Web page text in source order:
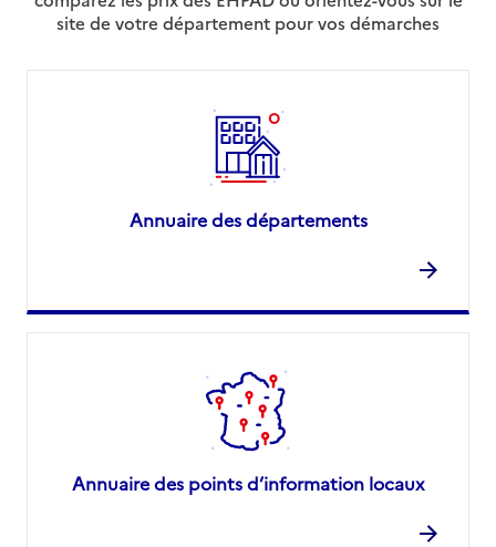
site de votre département pour vos démarches
Annuaire des départements
Annuaire des points d’information locaux